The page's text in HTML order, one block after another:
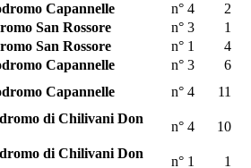
Capannelle n° 4 2
San Rossore n° 3 1
San Rossore n° 1 4
Capannelle n° 3 6
Capannelle n° 4 11
di Chilivani Don
n° 4 10
di Chilivani Don
n° 1 1